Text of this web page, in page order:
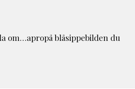
om…apropå blåsippebilden du